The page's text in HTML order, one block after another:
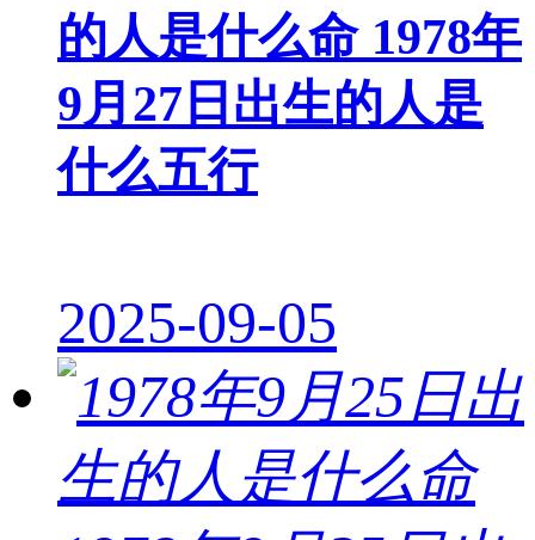
的人是什么命 1978年
9月27日出生的人是
什么五行
2025-09-05